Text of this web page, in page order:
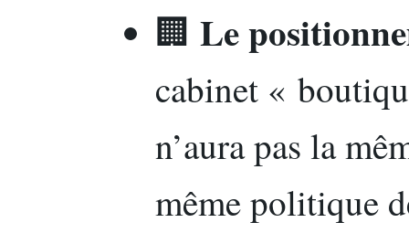
🏢 Le
cabinet «
n’aura pas la
même politique